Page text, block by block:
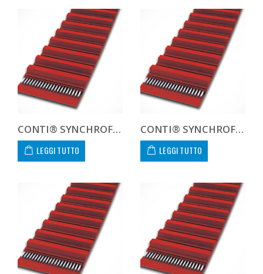
CONTI® SYNCHROFLEX GEN III AT10 1720 60 GEN 3
LEGGI TUTTO
CONTI® SYNCHROFLEX GEN III AT10 1720 75 GEN 3
LEGGI TUTTO